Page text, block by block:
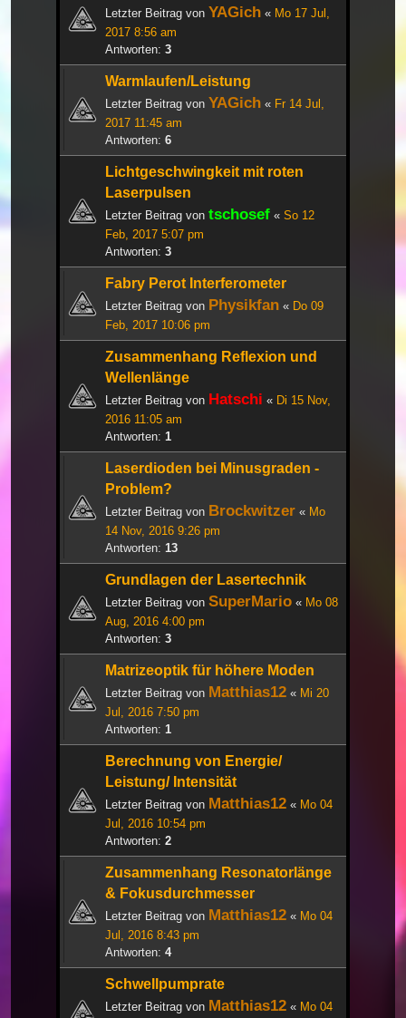
Letzter Beitrag von YAGich « Mo 17 Jul,
2017 8:56 am
Antworten: 3
Warmlaufen/Leistung
Letzter Beitrag von YAGich « Fr 14 Jul,
2017 11:45 am
Antworten: 6
Lichtgeschwingkeit mit roten
Laserpulsen
Letzter Beitrag von tschosef « So 12
Feb, 2017 5:07 pm
Antworten: 3
Fabry Perot Interferometer
Letzter Beitrag von Physikfan « Do 09
Feb, 2017 10:06 pm
Zusammenhang Reflexion und
Wellenlänge
Letzter Beitrag von Hatschi « Di 15 Nov,
2016 11:05 am
Antworten: 1
Laserdioden bei Minusgraden -
Problem?
Letzter Beitrag von Brockwitzer « Mo
14 Nov, 2016 9:26 pm
Antworten: 13
Grundlagen der Lasertechnik
Letzter Beitrag von SuperMario « Mo 08
Aug, 2016 4:00 pm
Antworten: 3
Matrizeoptik für höhere Moden
Letzter Beitrag von Matthias12 « Mi 20
Jul, 2016 7:50 pm
Antworten: 1
Berechnung von Energie/
Leistung/ Intensität
Letzter Beitrag von Matthias12 « Mo 04
Jul, 2016 10:54 pm
Antworten: 2
Zusammenhang Resonatorlänge
& Fokusdurchmesser
Letzter Beitrag von Matthias12 « Mo 04
Jul, 2016 8:43 pm
Antworten: 4
Schwellpumprate
Letzter Beitrag von Matthias12 « Mo 04